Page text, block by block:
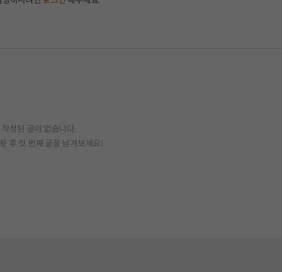
작성된 글이 없습니다.
후 첫 번째 글을 남겨보세요!